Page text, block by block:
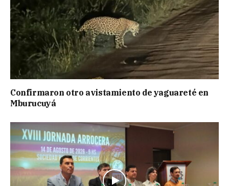
Confirmaron otro avistamiento de yaguareté en
Mburucuyá